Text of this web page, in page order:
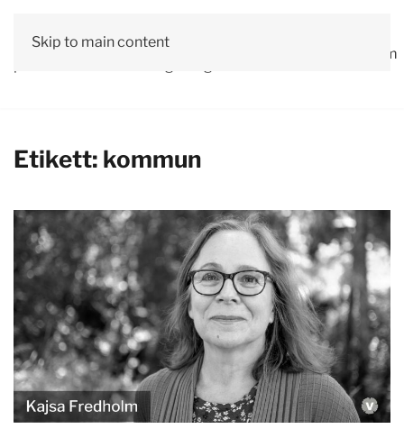
Skip to main content
Vår
Debatt
OmLäs våra
Valprogram
Etikett: kommun